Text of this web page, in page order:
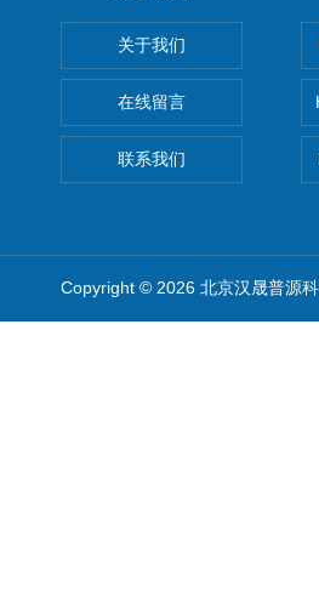
关于我们
在线留言
联系我们
Copyright © 2026 北京汉晟普源